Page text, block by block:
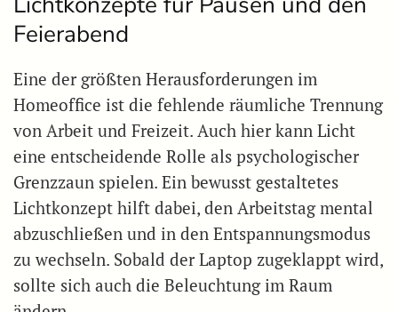
Feierabend
Eine der größten Herausforderungen im
Homeoffice ist die fehlende räumliche Trennung
von Arbeit und Freizeit. Auch hier kann Licht
eine entscheidende Rolle als psychologischer
Grenzzaun spielen. Ein bewusst gestaltetes
Lichtkonzept hilft dabei, den Arbeitstag mental
abzuschließen und in den Entspannungsmodus
zu wechseln. Sobald der Laptop zugeklappt wird,
sollte sich auch die Beleuchtung im Raum